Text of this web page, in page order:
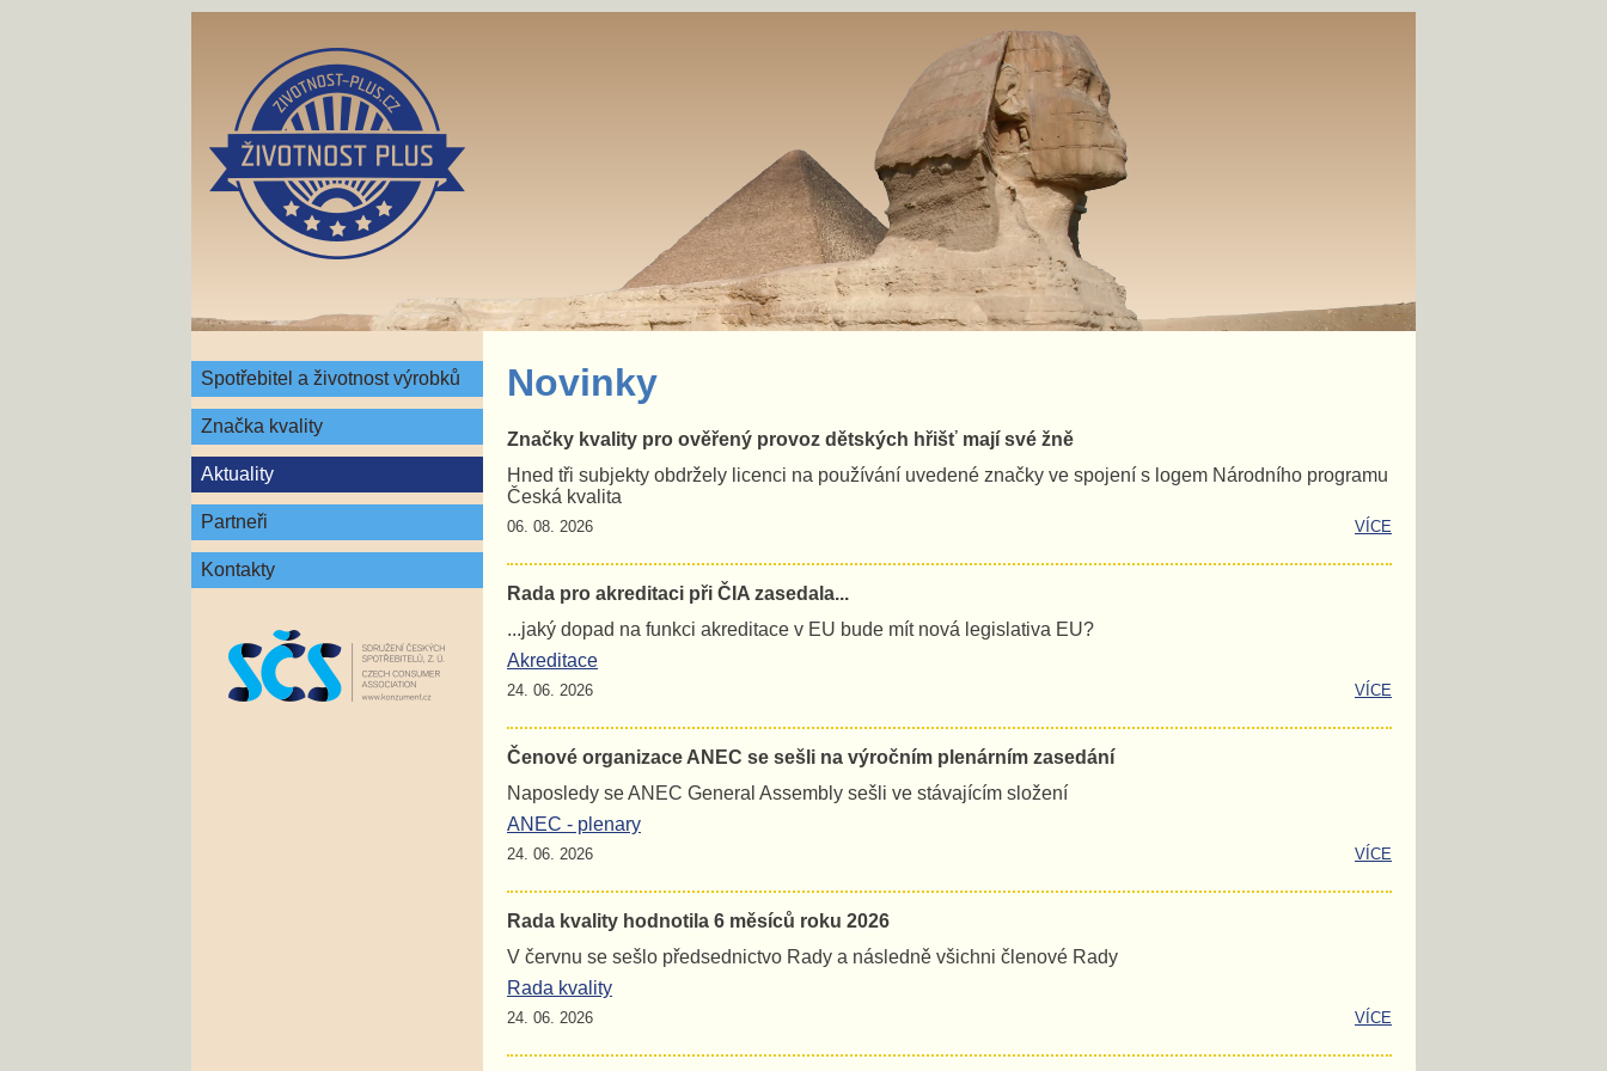
Spotřebitel a životnost výrobků
Značka kvality
Aktuality
Partneři
Kontakty
Novinky
Značky kvality pro ověřený provoz dětských hřišť mají své žně
Hned tři subjekty obdržely licenci na používání uvedené značky ve spojení s logem Národního programu
Česká kvalita
VÍCE
06. 08. 2026
Rada pro akreditaci při ČIA zasedala...
...jaký dopad na funkci akreditace v EU bude mít nová legislativa EU?
Akreditace
VÍCE
24. 06. 2026
Čenové organizace ANEC se sešli na výročním plenárním zasedání
Naposledy se ANEC General Assembly sešli ve stávajícím složení
ANEC - plenary
VÍCE
24. 06. 2026
Rada kvality hodnotila 6 měsíců roku 2026
V červnu se sešlo předsednictvo Rady a následně všichni členové Rady
Rada kvality
VÍCE
24. 06. 2026